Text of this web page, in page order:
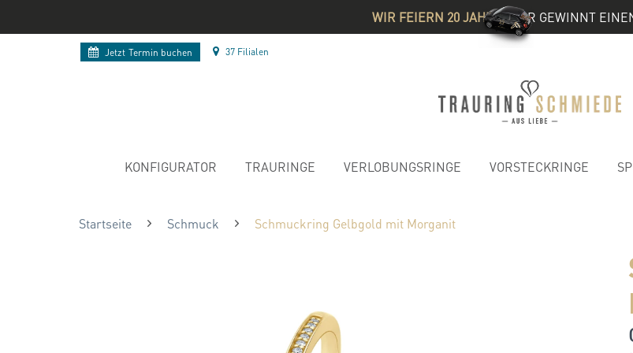
WIR FEIERN 20 JAHRE& IHR GEWINNT
Jetzt Termin buchen 37 Filialen
KONFIGURATOR TRAURINGE VERLOBUNGSRINGE VORSTECKRINGE
Startseite Schmuck Schmuckring Gelbgold mit Morganit